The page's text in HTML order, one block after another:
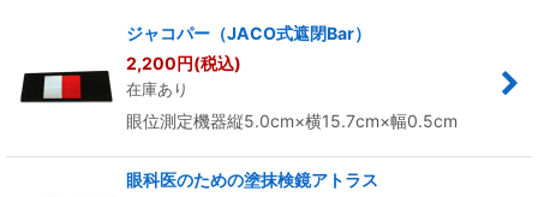
並び順:
絞り込む
ジャコパー（JACO式遮閉Bar）
2,200円(税込)
在庫あり
眼位測定機器縦5.0cm×横15.7cm×幅0.5cm
眼科医のための塗抹検鏡アトラス